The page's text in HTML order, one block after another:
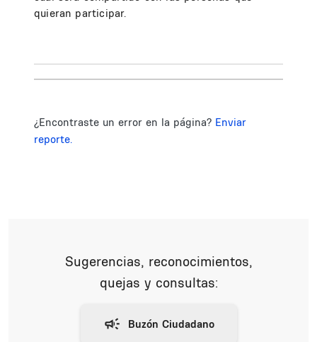
quieran participar.
¿Encontraste un error en la página? Enviar
reporte.
Sugerencias, reconocimientos,
quejas y consultas: